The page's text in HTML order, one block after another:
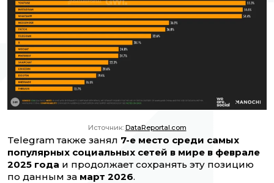
Источник: DataReportal.com
Telegram также занял 7-е место среди самых
популярных социальных сетей в мире в феврале
2025 года и продолжает сохранять эту позицию
по данным за март 2026.